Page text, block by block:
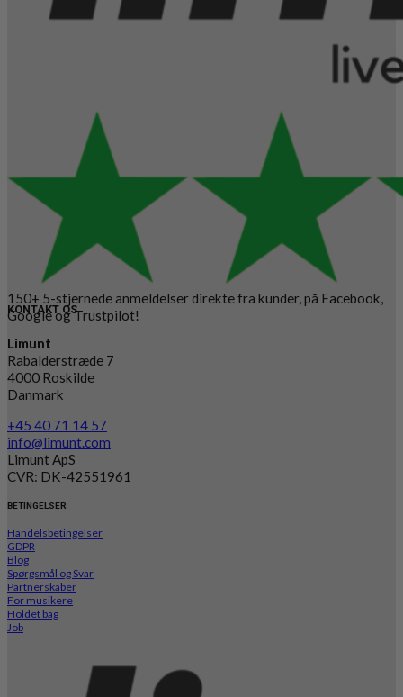
150+ 5-stjernede anmeldelser direkte fra kunder, på Facebook,
Google og Trustpilot!
KONTAKT OS
Limunt
Rabalderstræde 7
4000 Roskilde
Danmark
+45 40 71 14 57
info@limunt.com
Limunt ApS
CVR: DK-42551961
BETINGELSER
Handelsbetingelser
GDPR
Blog
Spørgsmål og Svar
Partnerskaber
For musikere
Holdet bag
Job